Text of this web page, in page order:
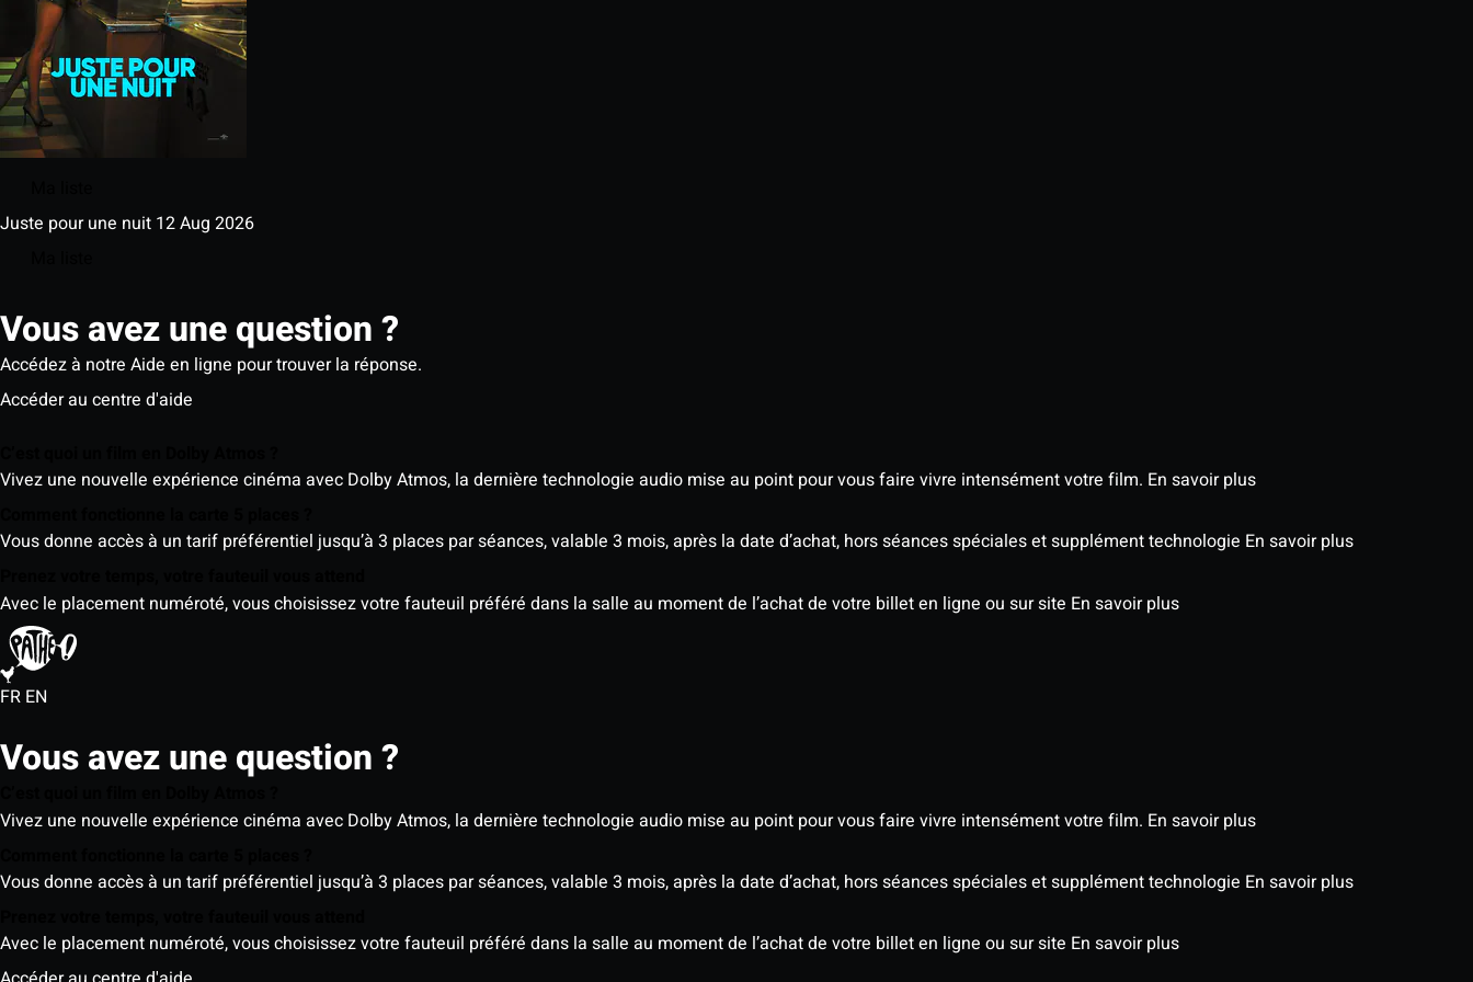
Juste pour une nuit 12 Aug 2026
Vous avez une question ?
Accédez à notre Aide en ligne pour trouver la réponse.
Accéder au centre d'aide
Vivez une nouvelle expérience cinéma avec Dolby Atmos, la dernière technologie audio mise au point pour vous faire vivre intensément votre film. En savoir plus
Vous donne accès à un tarif préférentiel jusqu’à 3 places par séances, valable 3 mois, après la date d’achat, hors séances spéciales et supplément technologie En savoir plus
Avec le placement numéroté, vous choisissez votre fauteuil préféré dans la salle au moment de l’achat de votre billet en ligne ou sur site En savoir plus
FR EN
Vous avez une question ?
Vivez une nouvelle expérience cinéma avec Dolby Atmos, la dernière technologie audio mise au point pour vous faire vivre intensément votre film. En savoir plus
Vous donne accès à un tarif préférentiel jusqu’à 3 places par séances, valable 3 mois, après la date d’achat, hors séances spéciales et supplément technologie En savoir plus
Avec le placement numéroté, vous choisissez votre fauteuil préféré dans la salle au moment de l’achat de votre billet en ligne ou sur site En savoir plus